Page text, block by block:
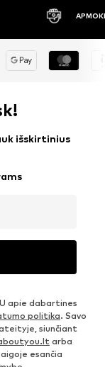
PRISTAČIUS
išskirtinius
apie dabartines
politika. Savo
siunčiant
arba
esančia